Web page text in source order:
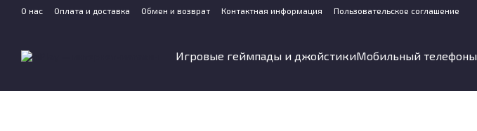
Перейти к основному контенту
О нас Оплата и доставка Обмен и возврат Контактная информация Пользовательское соглашение
Игровые геймпады и джойстикиМобильный телефоны